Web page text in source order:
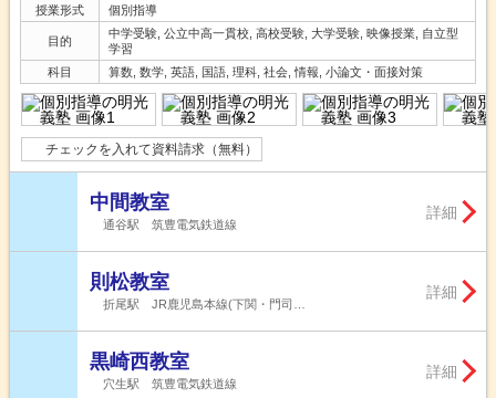
授業形式 個別指導
目的
中学受験, 公立中高一貫校, 高校受験, 大学受験, 映像授業, 自立型
学習
科目
算数, 数学, 英語, 国語, 理科, 社会, 情報, 小論文・面接対策
チェックを入れて資料請求（無料）
中間教室
通谷駅 筑豊電気鉄道線
詳細
則松教室
折尾駅 JR鹿児島本線(下関・門司…
詳細
黒崎西教室
穴生駅 筑豊電気鉄道線
詳細